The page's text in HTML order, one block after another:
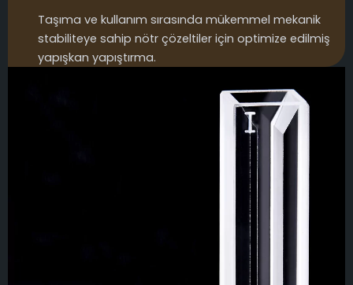
Taşıma ve kullanım sırasında mükemmel mekanik
stabiliteye sahip nötr çözeltiler için optimize edilmiş
yapışkan yapıştırma.